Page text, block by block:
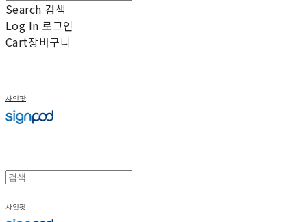
Search 검색
Log In 로그인
Cart장바구니
사인팟
사인팟